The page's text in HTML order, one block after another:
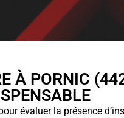
À PORNIC
évaluer la présence